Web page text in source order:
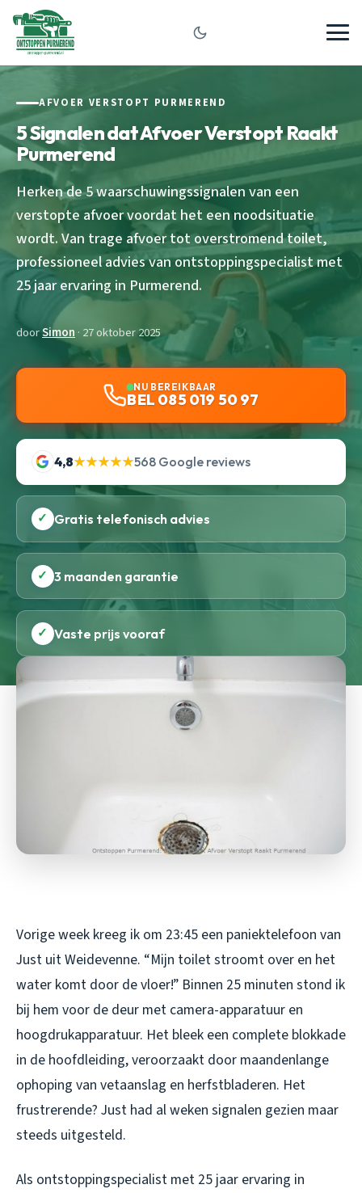
AFVOER VERSTOPT PURMEREND
5 Signalen dat Afvoer Verstopt Raakt
Purmerend
Herken de 5 waarschuwingssignalen van een
verstopte afvoer voordat het een noodsituatie
wordt. Van trage afvoer tot overstromend toilet,
professioneel advies van ontstoppingspecialist met
25 jaar ervaring in Purmerend.
doorSimon · 27 oktober 2025
NU BEREIKBAAR
BEL 085 019 50 97
4,8★★★★★568 Google reviews
✓ Gratis telefonisch advies
✓ 3 maanden garantie
✓ Vaste prijs vooraf
Vorige week kreeg ik om 23:45 een paniektelefoon van
Just uit Weidevenne. “Mijn toilet stroomt over en het
water komt door de vloer!” Binnen 25 minuten stond ik
bij hem voor de deur met camera-apparatuur en
hoogdrukapparatuur. Het bleek een complete blokkade
in de hoofdleiding, veroorzaakt door maandenlange
ophoping van vetaanslag en herfstbladeren. Het
frustrerende? Just had al weken signalen gezien maar
steeds uitgesteld.
Als ontstoppingspecialist met 25 jaar ervaring in